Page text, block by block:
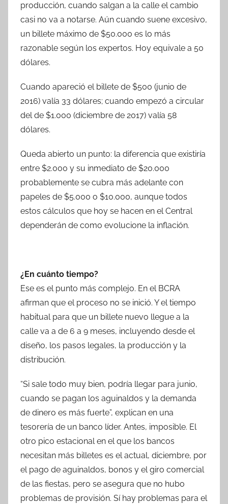
producción, cuando salgan a la calle el cambio
casi no va a notarse. Aún cuando suene excesivo,
un billete máximo de $50.000 es lo más
razonable según los expertos. Hoy equivale a 50
dólares.
Cuando apareció el billete de $500 (junio de
2016) valía 33 dólares; cuando empezó a circular
del de $1.000 (diciembre de 2017) valía 58
dólares.
Queda abierto un punto: la diferencia que existiría
entre $2.000 y su inmediato de $20.000
probablemente se cubra más adelante con
papeles de $5.000 o $10.000, aunque todos
estos cálculos que hoy se hacen en el Central
dependerán de como evolucione la inflación.
¿En cuánto tiempo?
Ese es el punto más complejo. En el BCRA
afirman que el proceso no se inició. Y el tiempo
habitual para que un billete nuevo llegue a la
calle va a de 6 a 9 meses, incluyendo desde el
diseño, los pasos legales, la producción y la
distribución.
“Si sale todo muy bien, podría llegar para junio,
cuando se pagan los aguinaldos y la demanda
de dinero es más fuerte”, explican en una
tesorería de un banco líder. Antes, imposible. El
otro pico estacional en el que los bancos
necesitan más billetes es el actual, diciembre, por
el pago de aguinaldos, bonos y el giro comercial
de las fiestas, pero se asegura que no hubo
problemas de provisión. Sí hay problemas para el